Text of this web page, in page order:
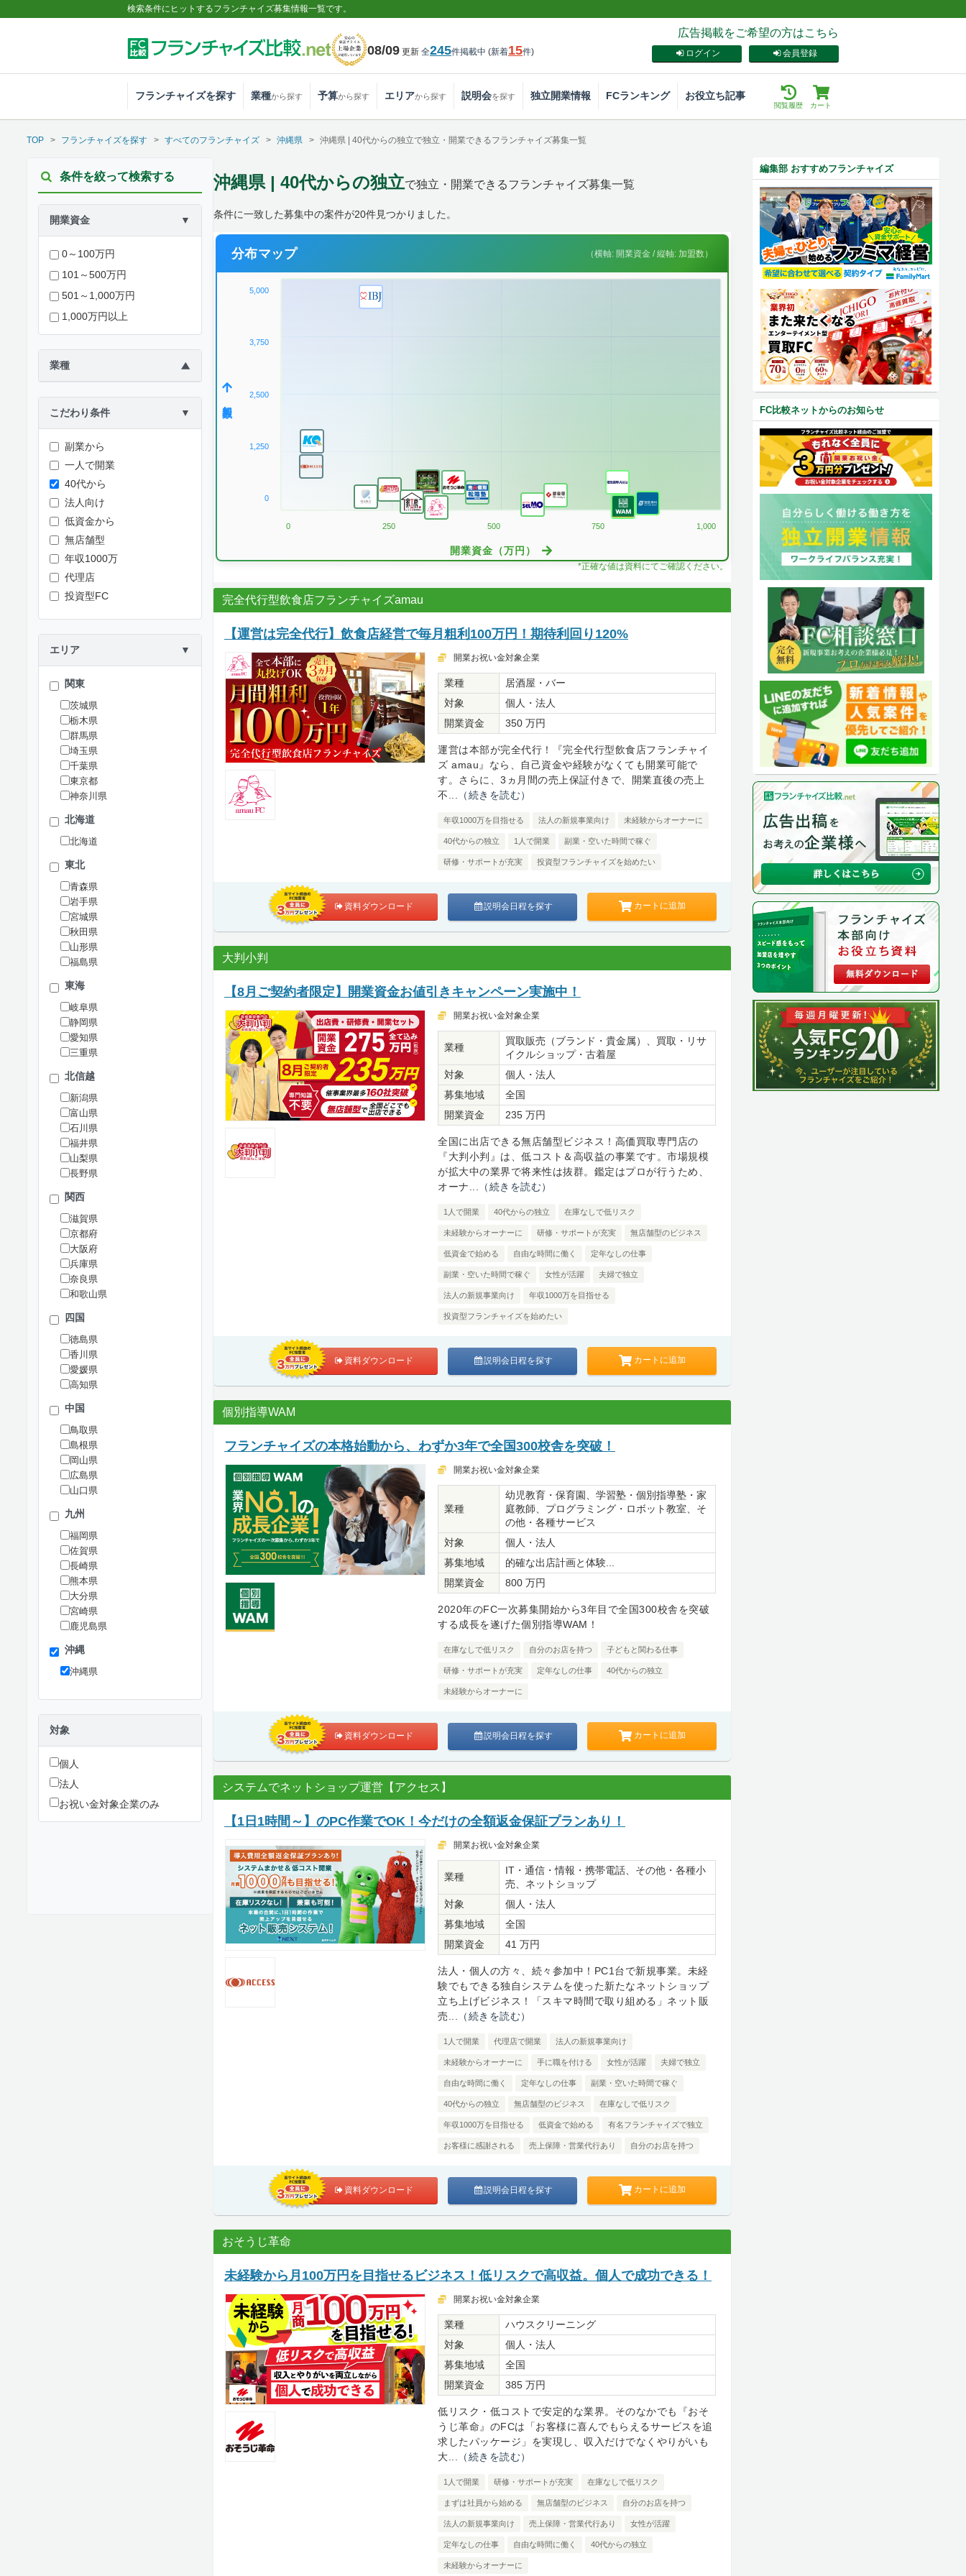
検索条件にヒットするフランチャイズ募集情報一覧です。
08/09 更新 全245件掲載中 (新着15件)
広告掲載をご希望の方はこちら
会員登録
ログイン
フランチャイズを探す 業種から探す 予算から探す エリアから探す 説明会を探す 独立開業情報 FCランキング お役立ち記事
カート
閲覧履歴
TOP フランチャイズを探す すべてのフランチャイズ 沖縄県 沖縄県 | 40代からの独立で独立・開業できるフランチャイズ募集一覧
条件を絞って検索する
開業資金 ▼
0～100万円
101～500万円
501～1,000万円
1,000万円以上
業種 ▶
こだわり条件 ▼
副業から
一人で開業
40代から
法人向け
低資金から
無店舗型
年収1000万
代理店
投資型FC
エリア ▼
関東
茨城県
栃木県
群馬県
埼玉県
千葉県
東京都
神奈川県
北海道
北海道
東北
青森県
岩手県
宮城県
秋田県
山形県
福島県
東海
岐阜県
静岡県
愛知県
三重県
北信越
新潟県
富山県
石川県
福井県
山梨県
長野県
関西
滋賀県
京都府
大阪府
兵庫県
奈良県
和歌山県
四国
徳島県
香川県
愛媛県
高知県
中国
鳥取県
島根県
岡山県
広島県
山口県
九州
福岡県
佐賀県
長崎県
熊本県
大分県
宮崎県
鹿児島県
沖縄
沖縄県
対象
個人
法人
お祝い金対象企業のみ
沖縄県 | 40代からの独立で独立・開業できるフランチャイズ募集一覧
条件に一致した募集中の案件が20件見つかりました。
分布マップ （横軸: 開業資金 / 縦軸: 加盟数）
5,000
3,750
2,500
1,250
0
0 250 500 750 1,000
開業資金（万円）
*正確な値は資料にてご確認ください。
完全代行型飲食店フランチャイズamau
【運営は完全代行】飲食店経営で毎月粗利100万円！期待利回り120%
開業お祝い金対象企業
業種
居酒屋・バー
対象
個人・法人
開業資金
350 万円
運営は本部が完全代行！『完全代行型飲食店フランチャイ
ズ amau』なら、自己資金や経験がなくても開業可能で
す。さらに、3ヵ月間の売上保証付きで、開業直後の売上
不...
（続きを読む）
年収1000万を目指せる 法人の新規事業向け 未経験からオーナーに
40代からの独立 1人で開業 副業・空いた時間で稼ぐ
研修・サポートが充実 投資型フランチャイズを始めたい
資料ダウンロード 説明会日程を探す カートに追加
大判小判
【8月ご契約者限定】開業資金お値引きキャンペーン実施中！
開業お祝い金対象企業
業種
買取販売（ブランド・貴金属）、買取・リサ
イクルショップ・古着屋
対象
個人・法人
募集地域
全国
開業資金
235 万円
全国に出店できる無店舗型ビジネス！高価買取専門店の
『大判小判』は、低コスト＆高収益の事業です。市場規模
が拡大中の業界で将来性は抜群。鑑定はプロが行うため、
オーナ...
（続きを読む）
1人で開業 40代からの独立 在庫なしで低リスク
未経験からオーナーに 研修・サポートが充実 無店舗型のビジネス
低資金で始める 自由な時間に働く 定年なしの仕事
副業・空いた時間で稼ぐ 女性が活躍 夫婦で独立
法人の新規事業向け 年収1000万を目指せる
投資型フランチャイズを始めたい
資料ダウンロード 説明会日程を探す カートに追加
個別指導WAM
フランチャイズの本格始動から、わずか3年で全国300校舎を突破！
開業お祝い金対象企業
業種
幼児教育・保育園、学習塾・個別指導塾・家
庭教師、プログラミング・ロボット教室、そ
の他・各種サービス
対象
個人・法人
募集地域
的確な出店計画と体験...
開業資金
800 万円
2020年のFC一次募集開始から3年目で全国300校舎を突破
する成長を遂げた個別指導WAM！
在庫なしで低リスク 自分のお店を持つ 子どもと関わる仕事
研修・サポートが充実 定年なしの仕事 40代からの独立
未経験からオーナーに
資料ダウンロード 説明会日程を探す カートに追加
システムでネットショップ運営【アクセス】
【1日1時間～】のPC作業でOK！今だけの全額返金保証プランあり！
開業お祝い金対象企業
業種
IT・通信・情報・携帯電話、その他・各種小
売、ネットショップ
対象
個人・法人
募集地域
全国
開業資金
41 万円
法人・個人の方々、続々参加中！PC1台で新規事業。未経
験でもできる独自システムを使った新たなネットショップ
立ち上げビジネス！「スキマ時間で取り組める」ネット販
売...
（続きを読む）
1人で開業 代理店で開業 法人の新規事業向け
未経験からオーナーに 手に職を付ける 女性が活躍 夫婦で独立
自由な時間に働く 定年なしの仕事 副業・空いた時間で稼ぐ
40代からの独立 無店舗型のビジネス 在庫なしで低リスク
年収1000万を目指せる 低資金で始める 有名フランチャイズで独立
お客様に感謝される 売上保障・営業代行あり 自分のお店を持つ
資料ダウンロード 説明会日程を探す カートに追加
おそうじ革命
未経験から月100万円を目指せるビジネス！低リスクで高収益。個人で成功できる！
開業お祝い金対象企業
業種
ハウスクリーニング
対象
個人・法人
募集地域
全国
開業資金
385 万円
低リスク・低コストで安定的な業界。そのなかでも『おそ
うじ革命』のFCは「お客様に喜んでもらえるサービスを追
求したパッケージ」を実現し、収入だけでなくやりがいも
大...
（続きを読む）
1人で開業 研修・サポートが充実 在庫なしで低リスク
まずは社員から始める 無店舗型のビジネス 自分のお店を持つ
法人の新規事業向け 売上保障・営業代行あり 女性が活躍
定年なしの仕事 自由な時間に働く 40代からの独立
未経験からオーナーに
編集部 おすすめフランチャイズ
FC比較ネットからのお知らせ